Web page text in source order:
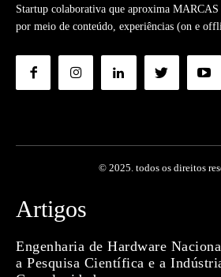
Startup colaborativa que aproxima
por meio de conteúdo, experiências (on e
© 2025. todos os direitos
Artigos
Engenharia de Hardware
a Pesquisa Científica e a